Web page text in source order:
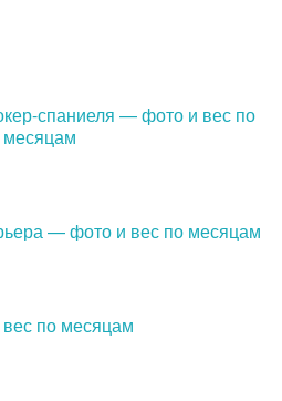
спаниеля — фото и вес по
месяцам
— фото и вес по месяцам
по месяцам